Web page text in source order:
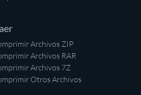
Archivos ZIP
Archivos RAR
Archivos 7Z
Otros Archivos